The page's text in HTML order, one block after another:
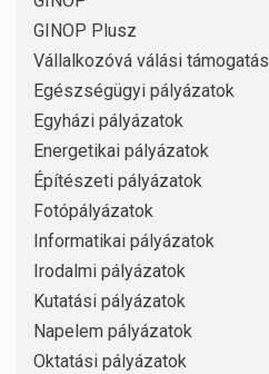
GINOP Plusz
Vállalkozóvá válási támogatás
Egészségügyi pályázatok
Egyházi pályázatok
Energetikai pályázatok
Építészeti pályázatok
Fotópályázatok
Informatikai pályázatok
Irodalmi pályázatok
Kutatási pályázatok
Napelem pályázatok
Oktatási pályázatok